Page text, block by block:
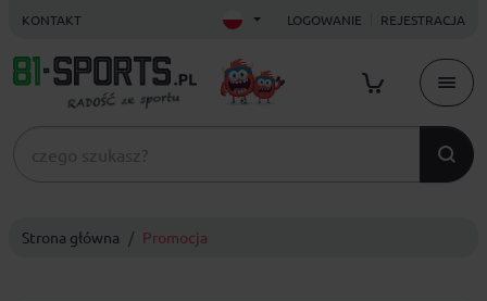
KONTAKT LOGOWANIE REJESTRACJA
Strona główna Promocja